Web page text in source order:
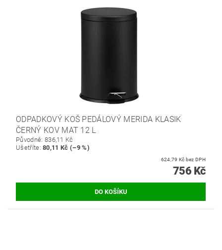
ODPADKOVÝ KOŠ PEDÁLOVÝ MERIDA KLASIK
ČERNÝ KOV MAT 12 L
Původně: 836,11 Kč
Ušetříte:80,11 Kč (–9 %)
624,79 Kč bez DPH
756 Kč